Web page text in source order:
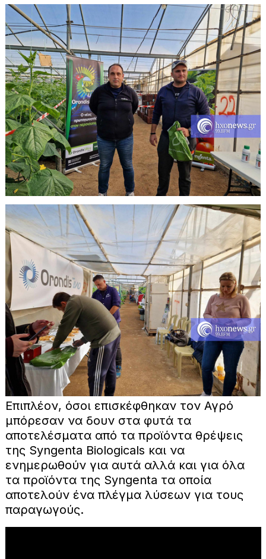
Επιπλέον, όσοι επισκέφθηκαν τον Αγρό
μπόρεσαν να δουν στα φυτά τα
αποτελέσματα από τα προϊόντα θρέψεις
της Syngenta Biologicals και να
ενημερωθούν για αυτά αλλά και για όλα
τα προϊόντα της Syngenta τα οποία
αποτελούν ένα πλέγμα λύσεων για τους
παραγωγούς.